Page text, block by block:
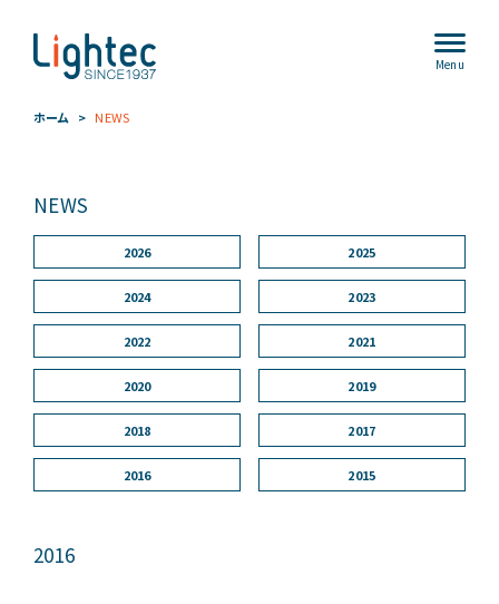
Menu
ホーム NEWS
NEWS
2026 2025
2024 2023
2022 2021
2020 2019
2018 2017
2016 2015
2016